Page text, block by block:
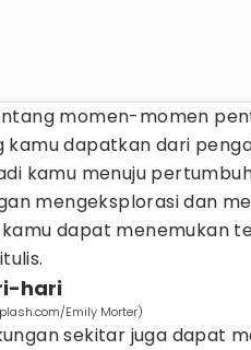
momen-momen
kamu dapatkan dari
kamu menuju
mengeksplorasi dan
dapat menemukan
hari
Emily Morter)
sekitar juga dapat